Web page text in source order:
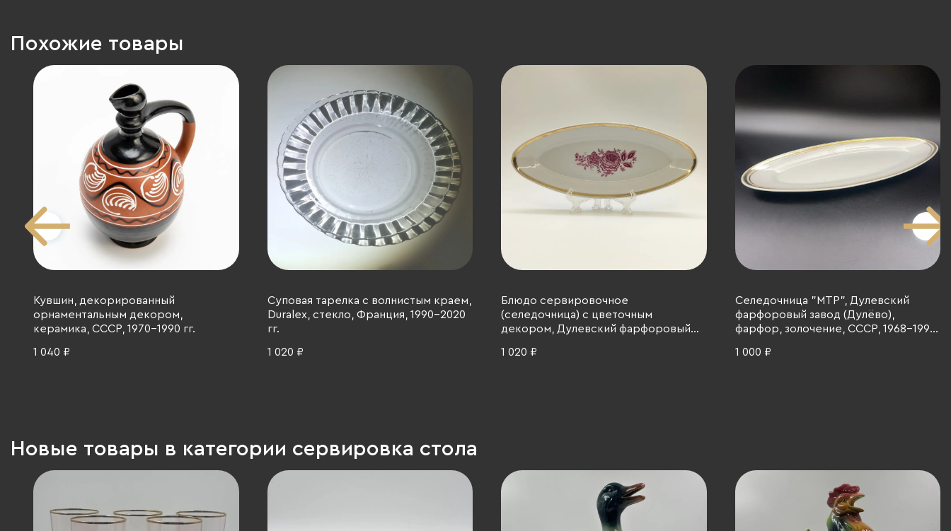
Похожие товары
Кувшин, декорированный
орнаментальным декором,
керамика, СССР, 1970-1990 гг.
1 040 ₽
Суповая тарелка с волнистым краем,
Duralex, стекло, Франция, 1990-2020
гг.
1 020 ₽
Блюдо сервировочное
(селедочница) с цветочным
декором, Дулевский фарфоровый
золочение, СССР, 1968-1991 гг.
1 020 ₽
Селедочница "МТР", Дулевский
фарфоровый завод (Дулёво),
фарфор, золочение, СССР, 1968-1991
1 000 ₽
Новые товары в категории сервировка стола